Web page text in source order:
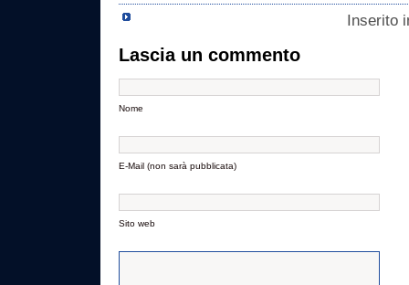
Inserito
Lascia un commento
Nome
E-Mail (non sarà pubblicata)
Sito web